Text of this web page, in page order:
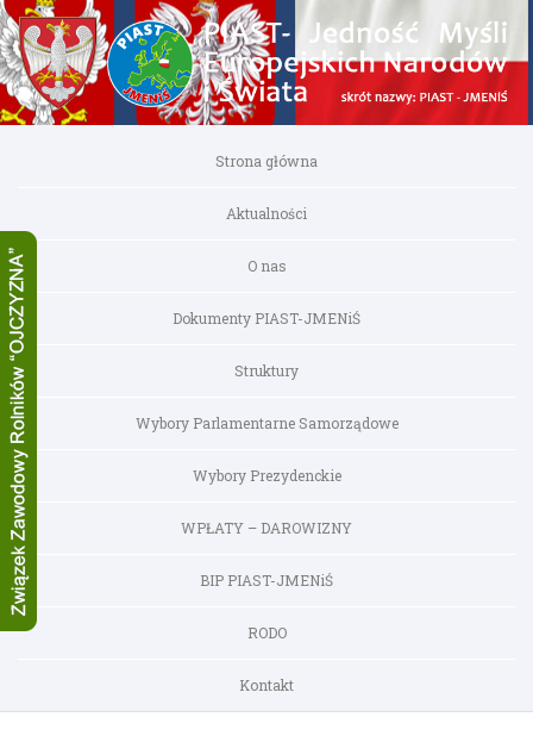
Strona główna
Aktualności
O nas
Dokumenty PIAST-JMENiŚ
Struktury
Wybory Parlamentarne Samorządowe
Wybory Prezydenckie
WPŁATY – DAROWIZNY
BIP PIAST-JMENiŚ
RODO
Kontakt